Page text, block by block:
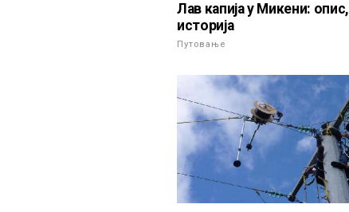
Лав капија у Микени: опис,
историја
Путовање